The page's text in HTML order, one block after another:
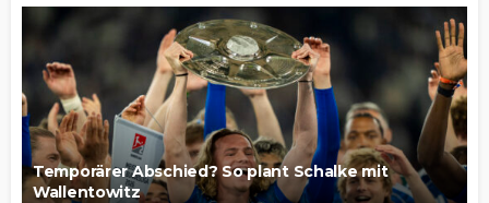
Temporärer Abschied? So plant Schalke mit
Wallentowitz